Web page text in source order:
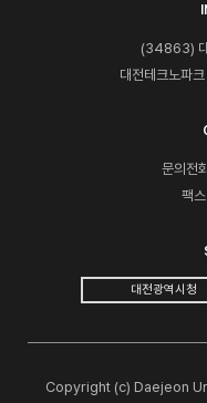
(34863) 대
대전테크노파
문의
팩
대전광역시청
Copyright (c) Daejeon